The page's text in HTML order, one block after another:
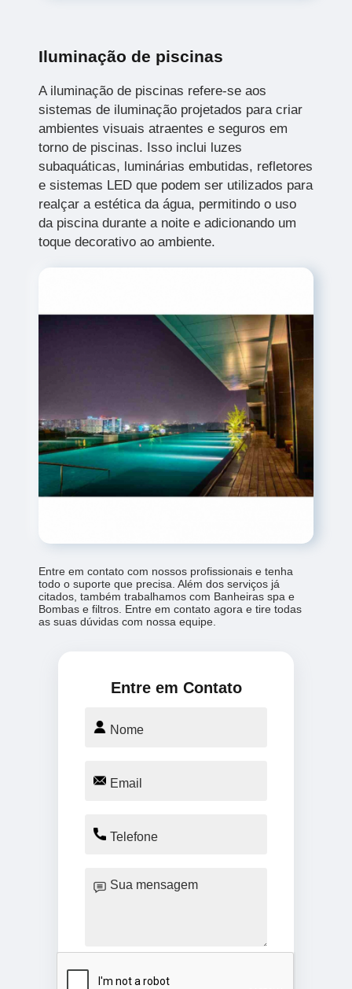
Iluminação de piscinas
A iluminação de piscinas refere-se aos
sistemas de iluminação projetados para criar
ambientes visuais atraentes e seguros em
torno de piscinas. Isso inclui luzes
subaquáticas, luminárias embutidas, refletores
e sistemas LED que podem ser utilizados para
realçar a estética da água, permitindo o uso
da piscina durante a noite e adicionando um
toque decorativo ao ambiente.
Entre em contato com nossos profissionais e tenha
todo o suporte que precisa. Além dos serviços já
citados, também trabalhamos com Banheiras spa e
Bombas e filtros. Entre em contato agora e tire todas
as suas dúvidas com nossa equipe.
Entre em Contato